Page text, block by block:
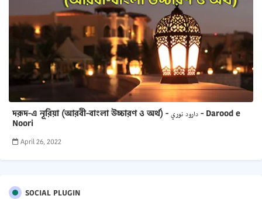
দরূদ-এ নূরিয়া (আরবী-বাংলা উচ্চারণ ও অর্থ) - دارود نوري - Darood e
Noori
April 26, 2022
SOCIAL PLUGIN